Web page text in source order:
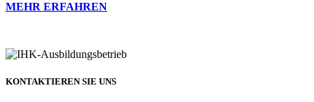
MEHR ERFAHREN
KONTAKTIEREN SIE UNS